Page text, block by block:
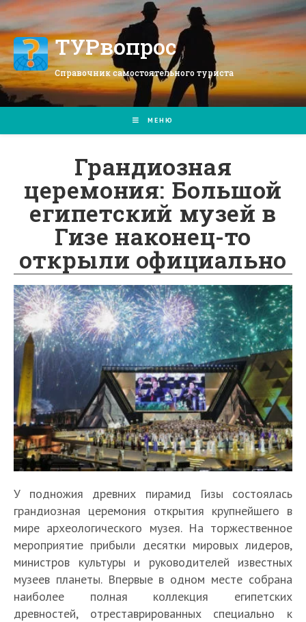
Перейти
к
содержимомуТУРвопрос
Справочник самостоятельного туриста
МЕНЮ
Грандиозная
церемония: Большой
египетский музей в
Гизе наконец-то
открыли официально
У подножия древних пирамид Гизы состоялась
грандиозная церемония открытия крупнейшего в
мире археологического музея. На торжественное
мероприятие прибыли десятки мировых лидеров,
министров культуры и руководителей известных
музеев планеты. Впервые в одном месте собрана
наиболее полная коллекция египетских
древностей, отреставрированных специально к